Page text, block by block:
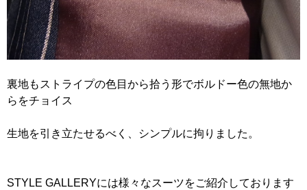
裏地もストライプの色目から拾う形でボルドー色の無地か
らをチョイス
生地を引き立たせるべく、シンプルに拘りました。
STYLE GALLERYには様々なスーツをご紹介しております